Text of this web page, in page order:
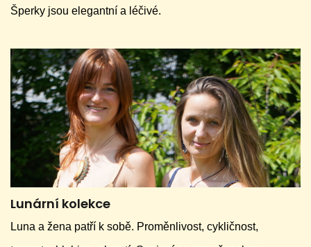
Šperky jsou elegantní a léčivé.
Lunární kolekce
Luna a žena patří k sobě. Proměnlivost, cykličnost,